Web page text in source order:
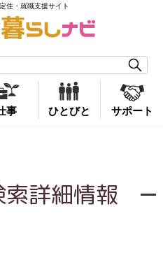
住・就職支援サイト
事 ひとびと サポート
詳細情報